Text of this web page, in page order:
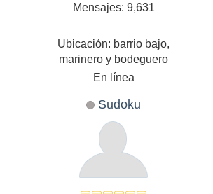
Mensajes: 9,631
Ubicación: barrio bajo,
marinero y bodeguero
En línea
Sudoku